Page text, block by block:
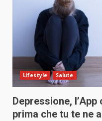
Lifestyle Salute
Depressione, l’App
prima che tu te ne